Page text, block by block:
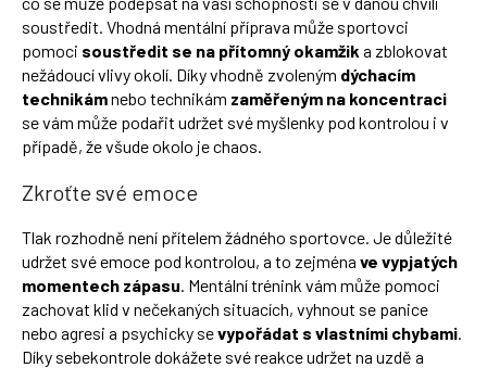
soustředit. Vhodná mentální příprava může sportovci
pomoci soustředit se na přítomný okamžik a zblokovat
nežádoucí vlivy okolí. Díky vhodně zvoleným dýchacím
technikámnebo technikám zaměřeným na koncentraci
se vám může podařit udržet své myšlenky pod kontrolou i v
případě, že všude okolo je chaos.
Zkroťte své emoce
Tlak rozhodně není přítelem žádného sportovce. Je důležité
udržet své emoce pod kontrolou, a to zejména ve vypjatých
momentech zápasu . Mentální trénink vám může pomoci
zachovat klid v nečekaných situacích, vyhnout se panice
nebo agresi a psychicky sevypořádat s vlastními chybami
Díky sebekontrole dokážete své reakce udržet na uzdě a